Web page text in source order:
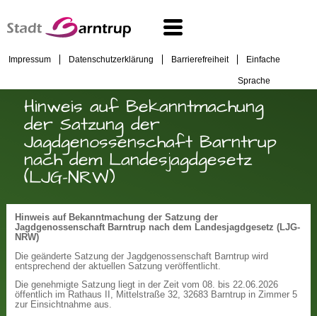
Impressum Datenschutzerklärung Barrierefreiheit Einfache
Sprache
Hinweis auf Bekanntmachung
der Satzung der
Jagdgenossenschaft Barntrup
nach dem Landesjagdgesetz
(LJG-NRW)
Hinweis auf Bekanntmachung der Satzung der
Jagdgenossenschaft Barntrup nach dem Landesjagdgesetz (LJG-
NRW)
Die geänderte Satzung der Jagdgenossenschaft Barntrup wird
entsprechend der aktuellen Satzung veröffentlicht.
Die genehmigte Satzung liegt in der Zeit vom 08. bis 22.06.2026
öffentlich im Rathaus II, Mittelstraße 32, 32683 Barntrup in Zimmer 5
zur Einsichtnahme aus.